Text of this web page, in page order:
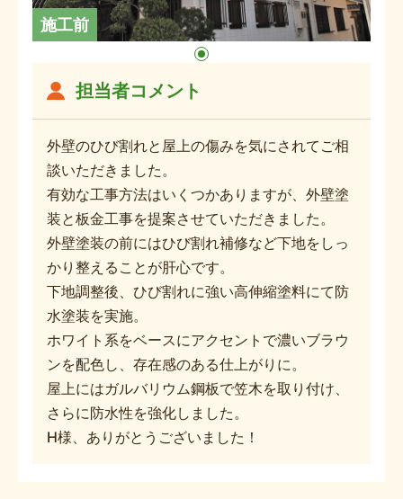
施工前
担当者コメント
外壁のひび割れと屋上の傷みを気にされてご相
談いただきました。
有効な工事方法はいくつかありますが、外壁塗
装と板金工事を提案させていただきました。
外壁塗装の前にはひび割れ補修など下地をしっ
かり整えることが肝心です。
下地調整後、ひび割れに強い高伸縮塗料にて防
水塗装を実施。
ホワイト系をベースにアクセントで濃いブラウ
ンを配色し、存在感のある仕上がりに。
屋上にはガルバリウム鋼板で笠木を取り付け、
さらに防水性を強化しました。
H様、ありがとうございました！